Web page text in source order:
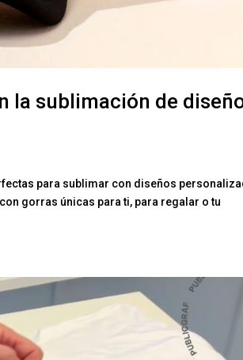
la sublimación de
para sublimar con diseños
gorras únicas para ti, para regalar o tu